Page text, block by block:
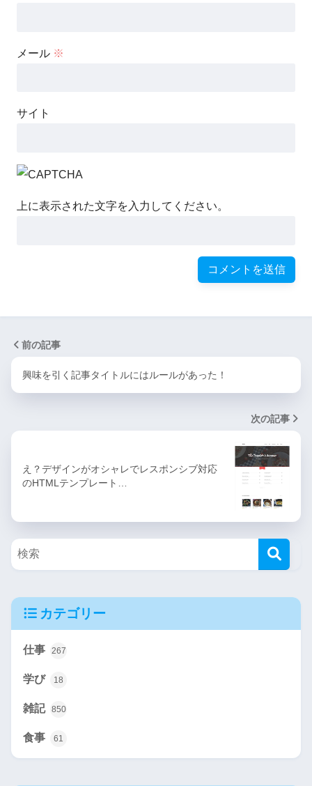
メール ※
サイト
上に表示された文字を入力してください。
前の記事
興味を引く記事タイトルにはルールがあった！
次の記事
え？デザインがオシャレでレスポンシブ対応
のHTMLテンプレート…
カテゴリー
仕事 267
学び 18
雑記 850
食事 61